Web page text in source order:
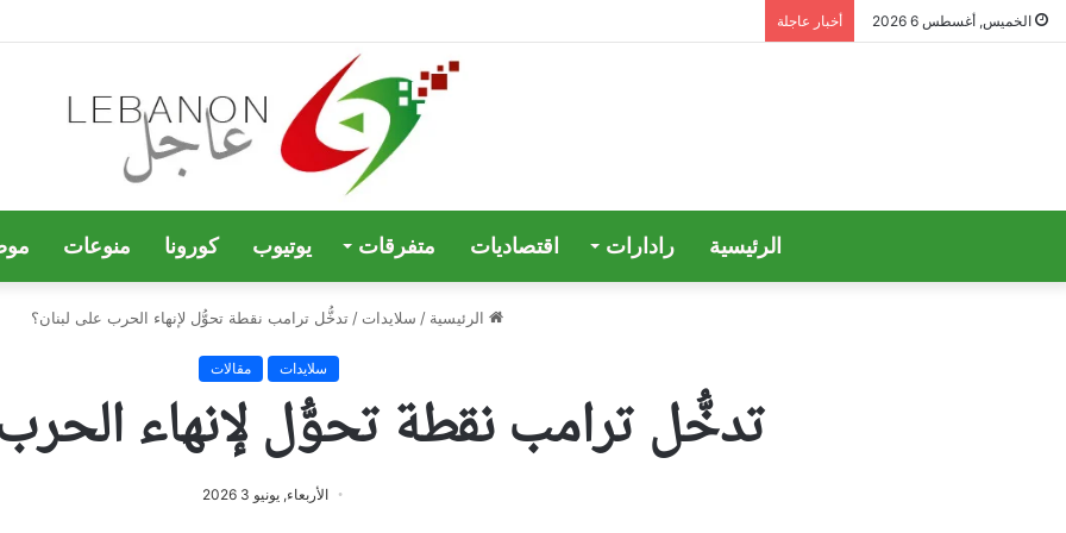
الخميس, أغسطس 6 2026 أخبار عاجلة
الرئيسية رادارات اقتصاديات متفرقات يوتيوب كورونا منوعات
الرئيسية / سلايدات / تدخُّل ترامب نقطة تحوُّل لإنهاء الحرب على لبنان؟
سلايدات مقالات
تدخُّل ترامب نقطة تحوُّل لإنهاء
الأربعاء, يونيو 3 2026